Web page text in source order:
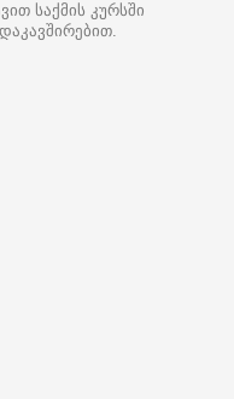
საქმის კურსში